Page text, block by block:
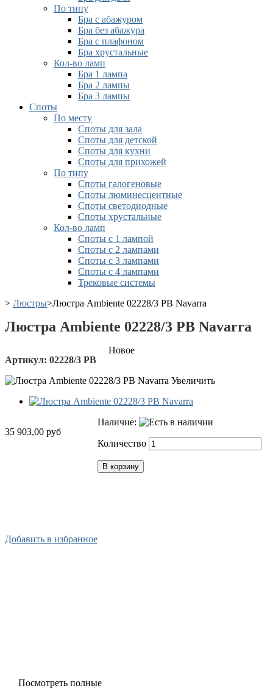
По типу
Бра с абажуром
Бра без абажура
Бра с плафоном
Бра хрустальные
Кол-во ламп
Бра 1 лампа
Бра 2 лампы
Бра 3 лампы
Споты
По месту
Споты для зала
Споты для детской
Споты для кухни
Споты для прихожей
По типу
Споты галогеновые
Споты люминесцентные
Споты светодиодные
Споты хрустальные
Кол-во ламп
Споты с 1 лампой
Споты с 2 лампами
Споты с 3 лампами
Споты с 4 лампами
Трековые системы
> Люстры>Люстра Ambiente 02228/3 PB Navarra
Люстра Ambiente 02228/3 PB Navarra
Артикул: 02228/3 PB
Новое
Увеличить
35 903,00 руб
Добавить в избранное
Наличие:
Количество
В корзину
Посмотреть полные